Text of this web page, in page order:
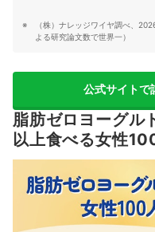
（株）ナレッジワイヤ調べ、
よる研究論文数で世界一）
公式サイトで
脂肪ゼロヨーグル
以上食べる女性